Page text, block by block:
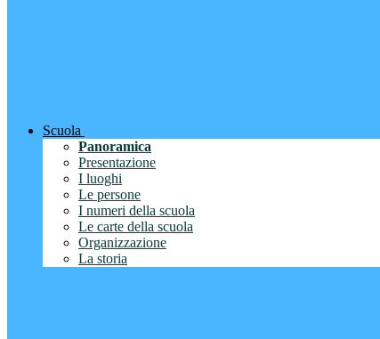
Scuola
Panoramica
Presentazione
I luoghi
Le persone
I numeri della scuola
Le carte della scuola
Organizzazione
La storia